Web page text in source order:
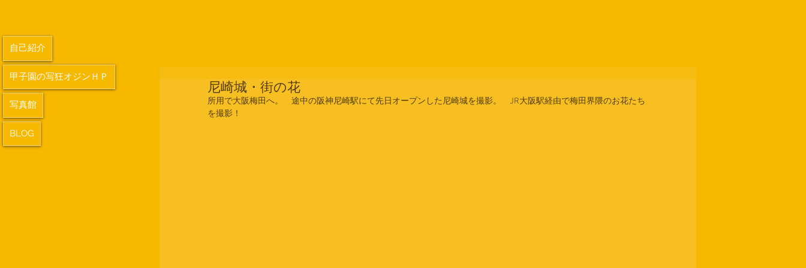
尼崎城・街の花
所用で大阪梅田へ。　途中の阪神尼崎駅にて先日オープンした尼崎城を撮影。　JR大阪駅経由で梅田界隈のお花たち
を撮影！
自己紹介
甲子園の写狂オジンＨＰ
写真館
BLOG